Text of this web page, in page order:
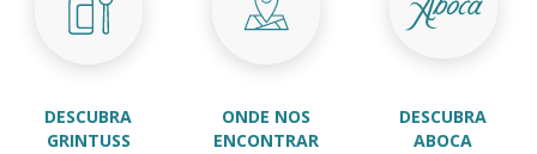
DESCUBRA
GRINTUSS
ONDE NOS
ENCONTRAR
DESCUBRA
ABOCA